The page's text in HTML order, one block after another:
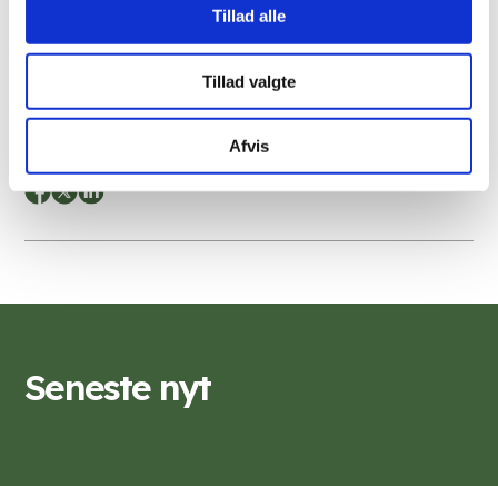
Tillad alle
Tillad valgte
Afvis
Seneste nyt